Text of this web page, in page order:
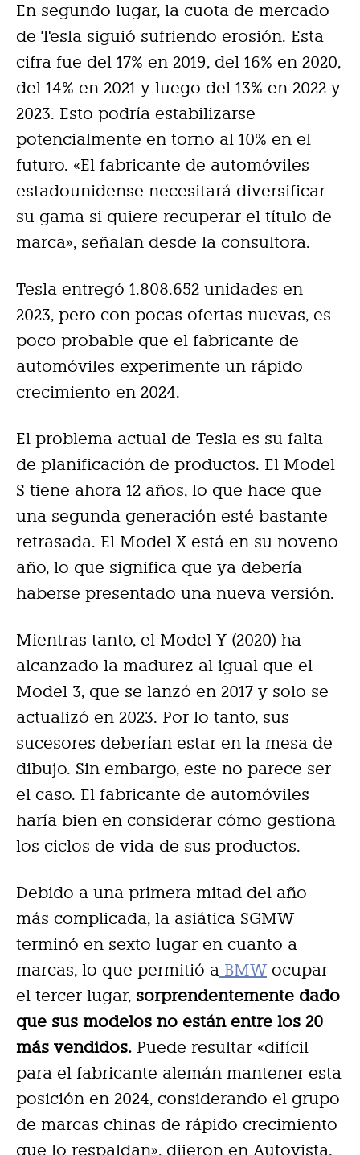
En segundo lugar, la cuota de mercado
de Tesla siguió sufriendo erosión. Esta
cifra fue del 17% en 2019, del 16% en 2020,
del 14% en 2021 y luego del 13% en 2022 y
2023. Esto podría estabilizarse
potencialmente en torno al 10% en el
futuro. «El fabricante de automóviles
estadounidense necesitará diversificar
su gama si quiere recuperar el título de
marca», señalan desde la consultora.
Tesla entregó 1.808.652 unidades en
2023, pero con pocas ofertas nuevas, es
poco probable que el fabricante de
automóviles experimente un rápido
crecimiento en 2024.
El problema actual de Tesla es su falta
de planificación de productos. El Model
S tiene ahora 12 años, lo que hace que
una segunda generación esté bastante
retrasada. El Model X está en su noveno
año, lo que significa que ya debería
haberse presentado una nueva versión.
Mientras tanto, el Model Y (2020) ha
alcanzado la madurez al igual que el
Model 3, que se lanzó en 2017 y solo se
actualizó en 2023. Por lo tanto, sus
sucesores deberían estar en la mesa de
dibujo. Sin embargo, este no parece ser
el caso. El fabricante de automóviles
haría bien en considerar cómo gestiona
los ciclos de vida de sus productos.
Debido a una primera mitad del año
más complicada, la asiática SGMW
terminó en sexto lugar en cuanto a
marcas, lo que permitió a BMW ocupar
el tercer lugar, sorprendentemente dado
que sus modelos no están entre los 20
más vendidos. Puede resultar «difícil
para el fabricante alemán mantener esta
posición en 2024, considerando el grupo
de marcas chinas de rápido crecimiento
que lo respaldan», dijeron en Autovista.